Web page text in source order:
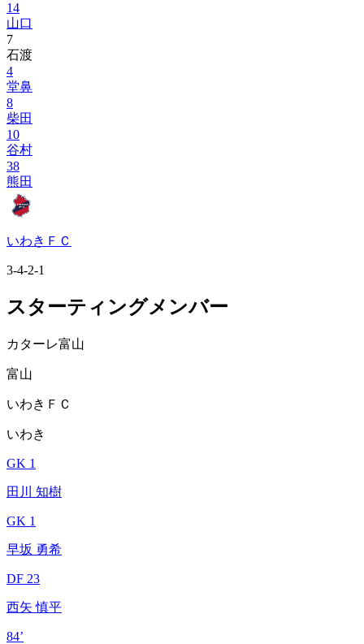
14
山口
7
石渡
4
堂鼻
8
柴田
10
谷村
38
熊田
いわきＦＣ
3-4-2-1
スターティングメンバー
カターレ富山
富山
いわきＦＣ
いわき
GK 1
田川 知樹
GK 1
早坂 勇希
DF 23
西矢 慎平
84’